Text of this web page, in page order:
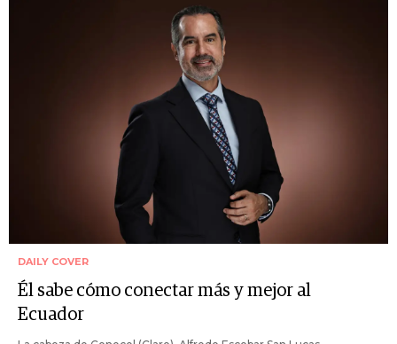
DAILY COVER
Él sabe cómo conectar más y mejor al
Ecuador